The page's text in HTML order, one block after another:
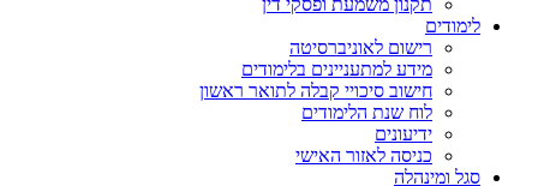
לימודים
רישום לאוניברסיטה
מידע למתעניינים בלימודים
חישוב סיכויי קבלה לתואר ראשון
לוח שנת הלימודים
ידיעונים
כניסה לאזור האישי
סגל ומינהלה